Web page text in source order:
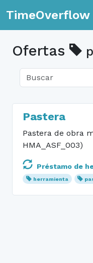
TimeOverflow
Ofertas
Pastera
Pastera de obra
HMA_ASF_003)
Préstamo de
herramienta